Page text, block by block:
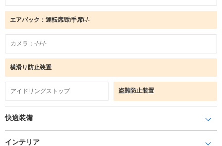
エアバック：運転席/助手席/-/-
カメラ：-/-/-/-
横滑り防止装置
アイドリングストップ 盗難防止装置
快適装備
インテリア